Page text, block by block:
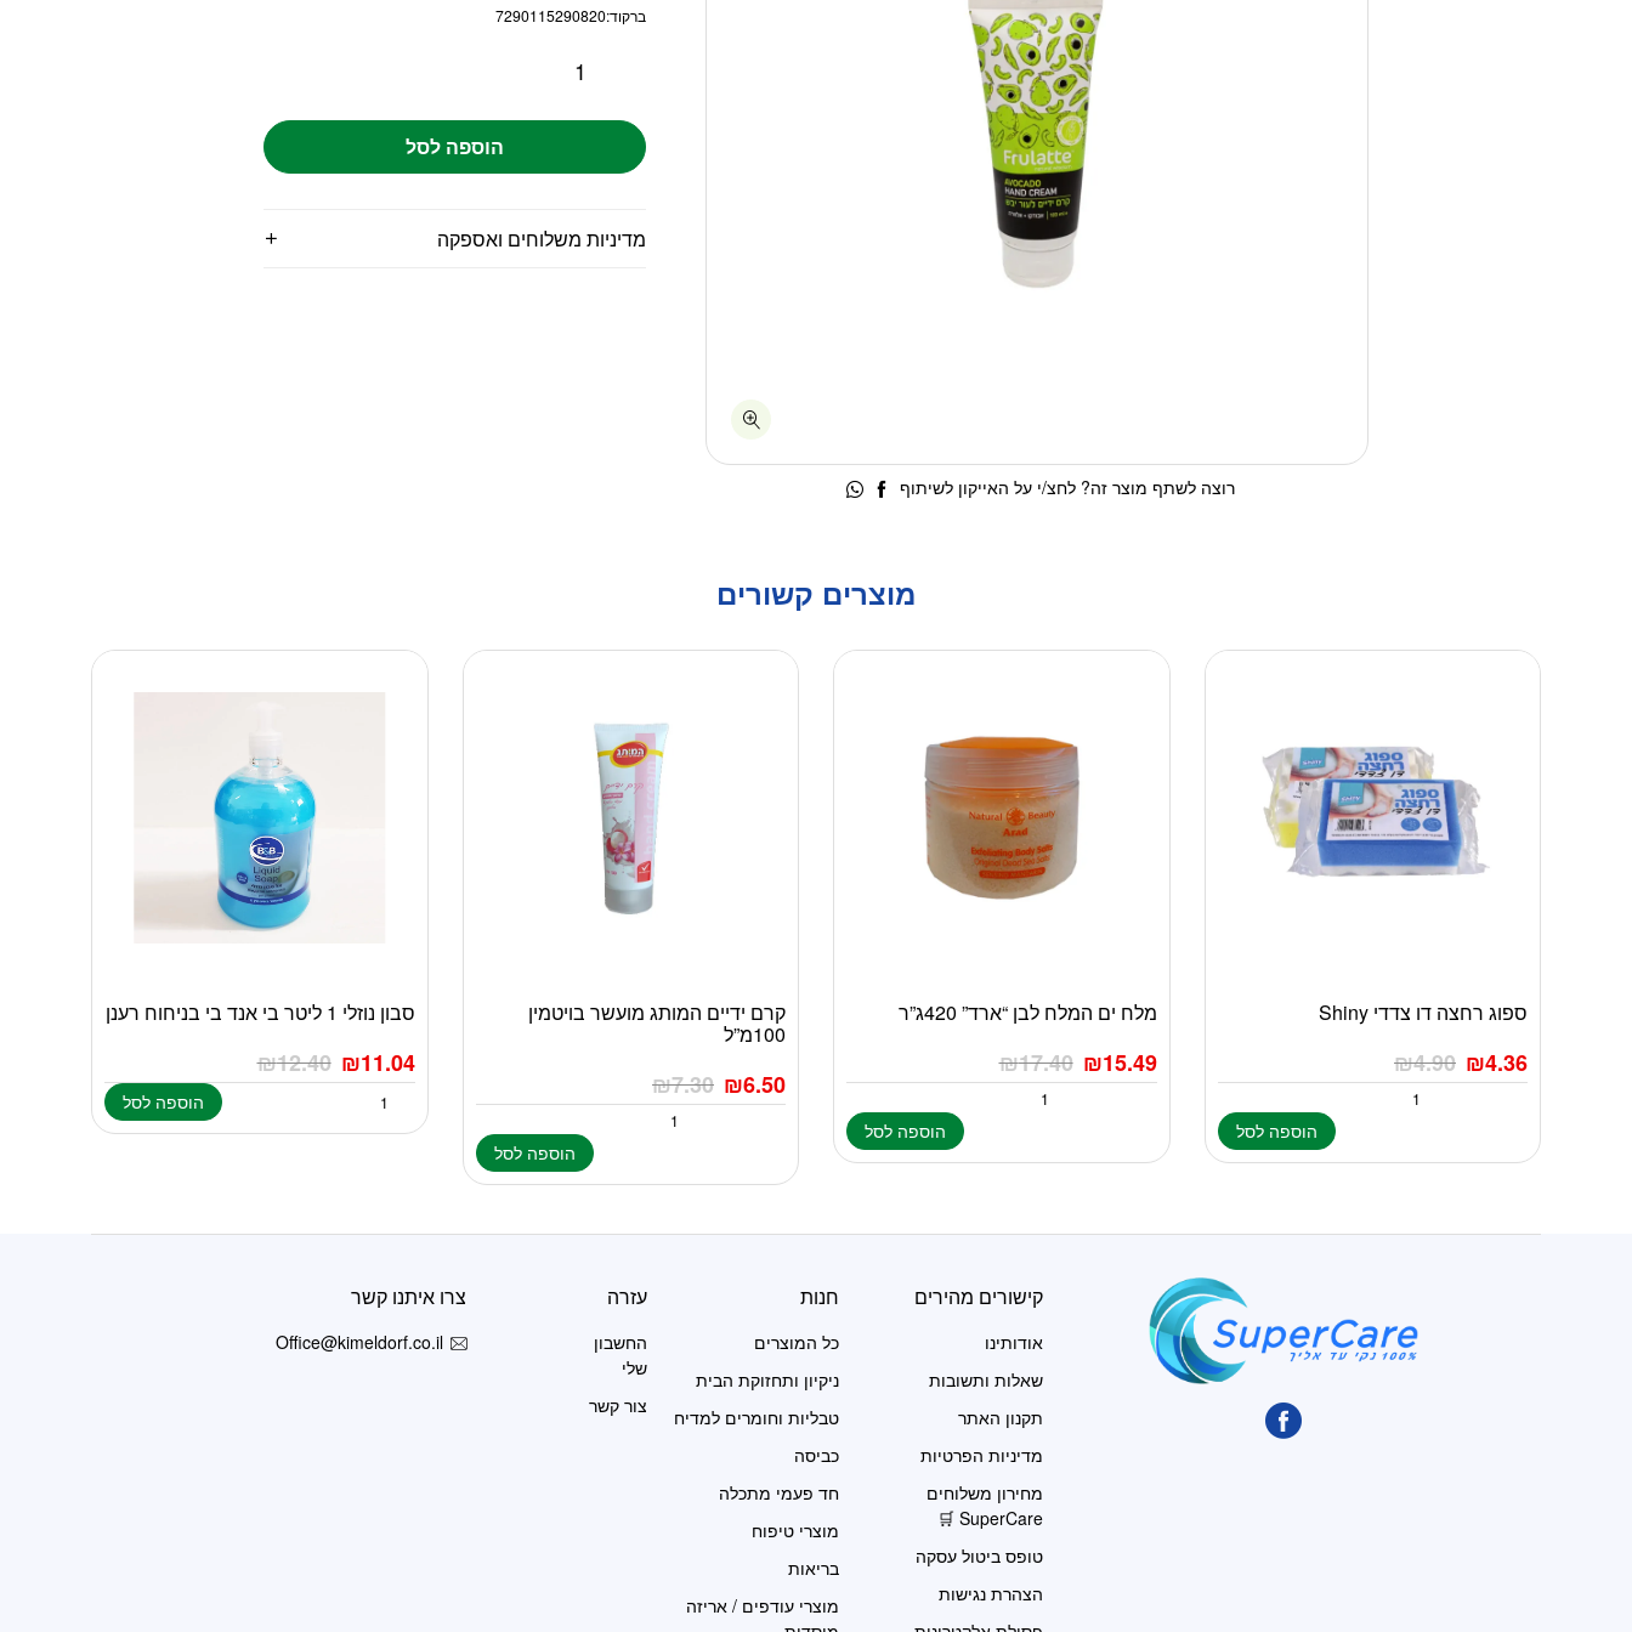
ברקוד:7290115290820
הוספה לסל
מדיניות משלוחים ואספקה
רוצה לשתף מוצר זה? לחצ/י על האייקון לשיתוף
מוצרים קשורים
ספוג רחצה דו צדדי Shiny
₪4.90 ₪4.36
הוספה לסל
מלח ים המלח לבן “ארד” 420ג”ר
₪17.40 ₪15.49
הוספה לסל
קרם ידיים המותג מועשר בויטמין
100מ”ל
₪7.30 ₪6.50
הוספה לסל
סבון נוזלי 1 ליטר בי אנד בי בניחוח רענן
₪12.40 ₪11.04
הוספה לסל
קישורים מהירים
אודותינו
שאלות ותשובות
תקנון האתר
מדיניות הפרטיות
מחירון משלוחים
SuperCare 🛒
טופס ביטול עסקה
הצהרת נגישות
חנות
כל המוצרים
ניקיון ותחזוקת הבית
טבליות וחומרים למדיח
כביסה
חד פעמי מתכלה
מוצרי טיפוח
בריאות
מוצרי עודפים / אריזה
עזרה
החשבון
שלי
צור קשר
צרו איתנו קשר
Office@kimeldorf.co.il